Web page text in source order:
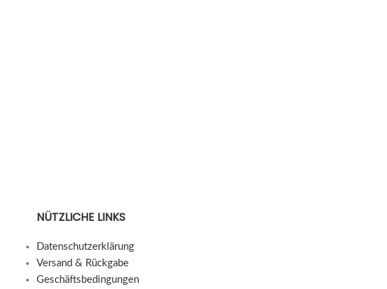
NÜTZLICHE LINKS
Datenschutzerklärung
Versand & Rückgabe
Geschäftsbedingungen